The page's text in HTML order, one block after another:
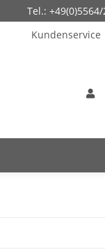
Tel.:
Kundenservice